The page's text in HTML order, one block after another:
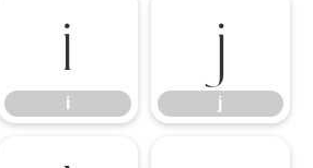
i
i
j
j